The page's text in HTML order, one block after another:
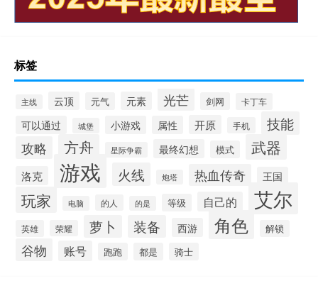
标签
主线 云顶 元气 元素 光芒 剑网 卡丁车
可以通过 城堡 小游戏 属性 开原 手机 技能
攻略 方舟 星际争霸 最终幻想 模式 武器
洛克 游戏 火线 炮塔 热血传奇 王国
玩家 电脑 的人 的是 等级 自己的 艾尔
英雄 荣耀 萝卜 装备 西游 角色 解锁
谷物 账号 跑跑 都是 骑士